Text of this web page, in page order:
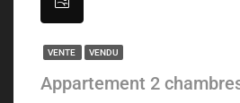
VENTE VENDU
Appartement 2